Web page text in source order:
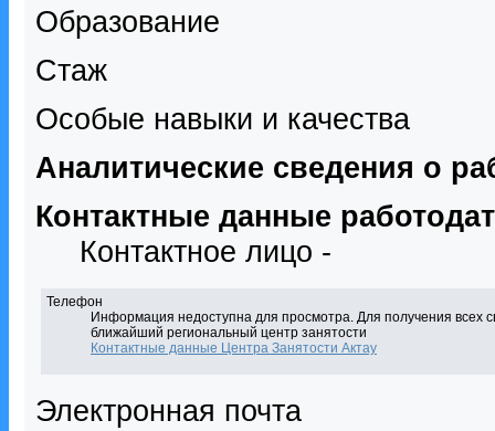
Образование
Стаж
Особые навыки и качества
Аналитические сведения о
Контактные данные
Контактное лицо -
Телефон
Информация недоступна для просмотра. Для получения всех
ближайший региональный центр занятости
Контактные данные Центра Занятости Актау
Электронная почта